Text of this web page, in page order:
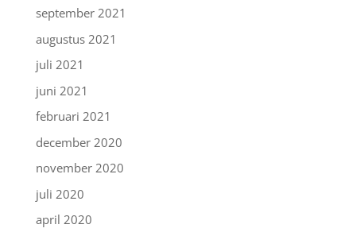
september 2021
augustus 2021
juli 2021
juni 2021
februari 2021
december 2020
november 2020
juli 2020
april 2020